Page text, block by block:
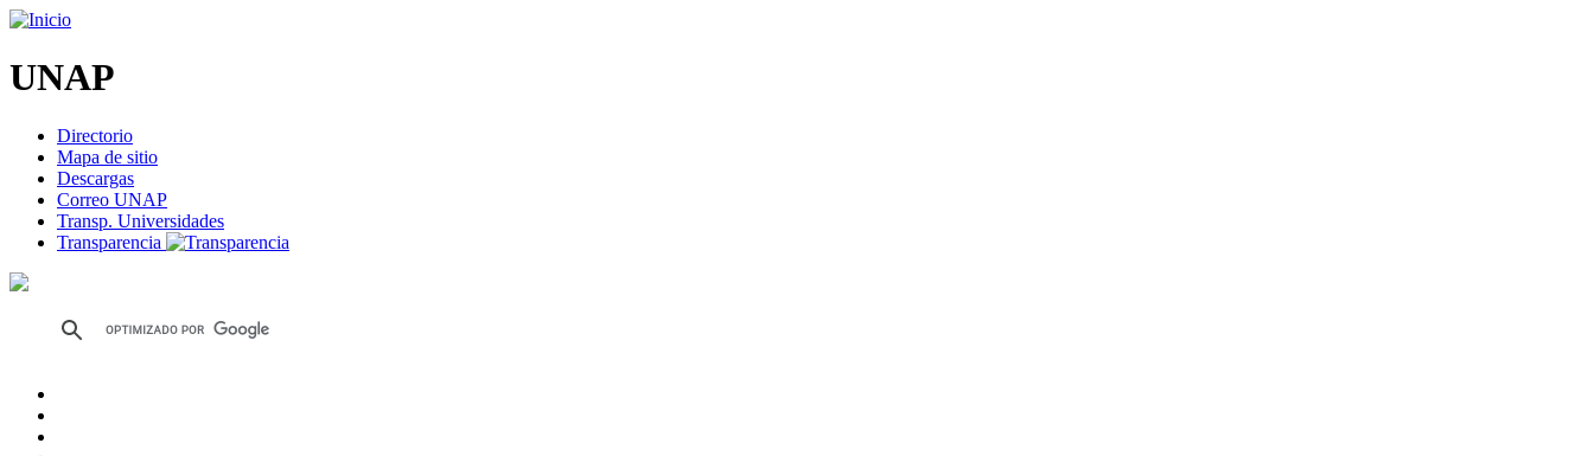
UNAP
Directorio
Mapa de sitio
Descargas
Correo UNAP
Transp. Universidades
Transparencia